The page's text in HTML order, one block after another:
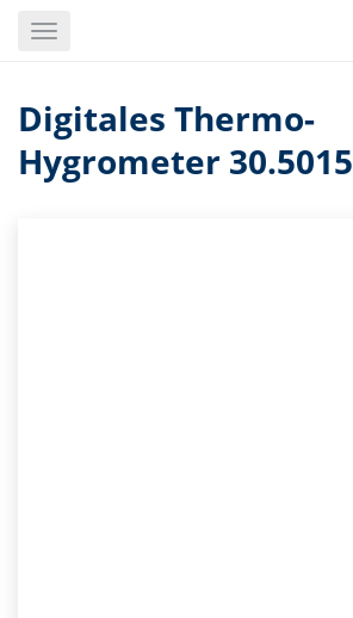
Toggle
Digitales Thermo-
Hygrometer 30.5015